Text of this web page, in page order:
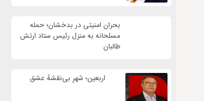
بحران امنیتی در بدخشان؛ حمله
مسلحانه به منزل رئیس ستاد ارتش
طالبان
اربعین؛ شهرِ بی‌نقشهٔ عشق